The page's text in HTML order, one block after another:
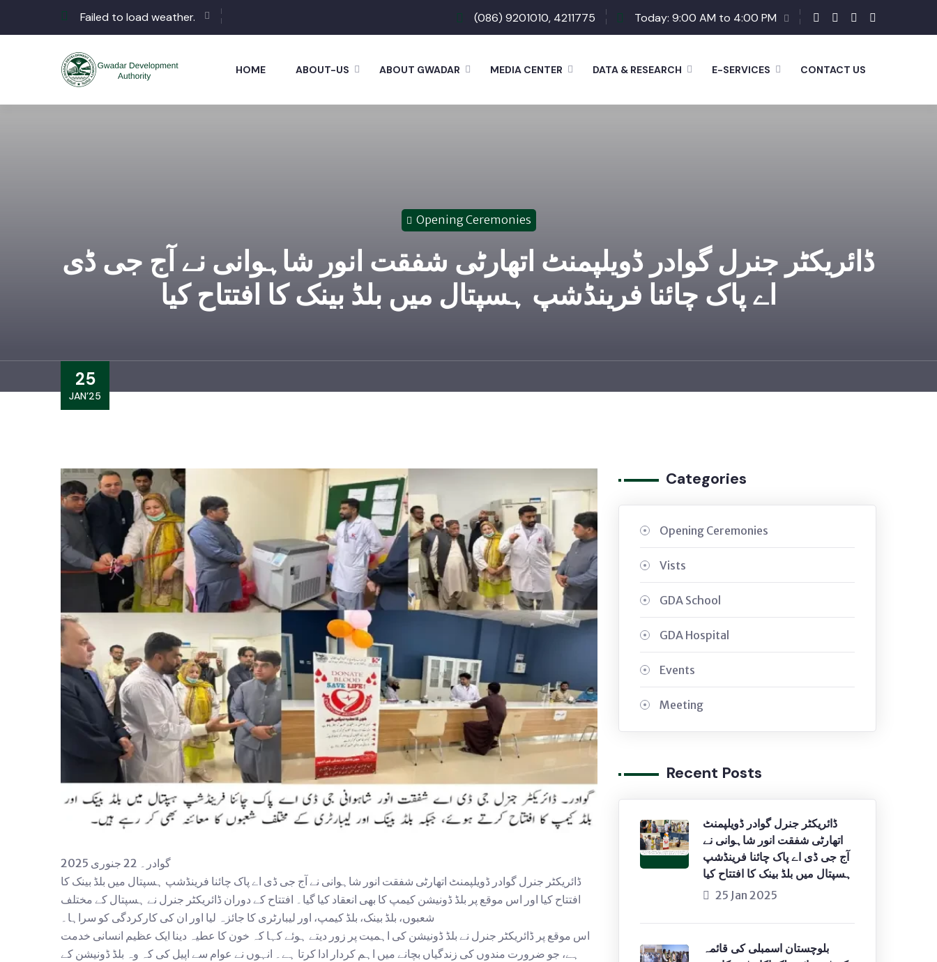
Failed to load weather. (086) 9201010, 4211775 Today: 9:00 AM to 4:00 PM
HOME ABOUT-US ABOUT GWADAR MEDIA CENTER DATA & RESEARCH E-SERVICES CONTACT US
Opening Ceremonies
ڈائریکٹر جنرل گوادر ڈویلپمنٹ اتھارٹی شفقت انور شاہوانی نے آج جی ڈی
اے پاک چائنا فرینڈشپ ہسپتال میں بلڈ بینک کا افتتاح کیا
25
JAN’25
گوادر۔ 22 جنوری 2025
ڈائریکٹر جنرل گوادر ڈویلپمنٹ اتھارٹی شفقت انور شاہوانی نے آج جی ڈی اے پاک چائنا فرینڈشپ ہسپتال میں بلڈ بینک کا
افتتاح کیا اور اس موقع پر بلڈ ڈونیشن کیمپ کا بھی انعقاد کیا گیا۔ افتتاح کے دوران ڈائریکٹر جنرل نے ہسپتال کے مختلف
شعبوں، بلڈ بینک، بلڈ کیمپ، اور لیبارٹری کا جائزہ لیا اور ان کی کارکردگی کو سراہا۔
اس موقع پر ڈائریکٹر جنرل نے بلڈ ڈونیشن کی اہمیت پر زور دیتے ہوئے کہا کہ خون کا عطیہ دینا ایک عظیم انسانی خدمت
ہے، جو ضرورت مندوں کی زندگیاں بچانے میں اہم کردار ادا کرتا ہے۔ انہوں نے عوام سے اپیل کی کہ وہ بلڈ ڈونیشن کے
Categories
Opening Ceremonies
Vists
GDA School
GDA Hospital
Events
Meeting
Recent Posts
ڈائریکٹر جنرل گوادر ڈویلپمنٹ
اتھارٹی شفقت انور شاہوانی نے
آج جی ڈی اے پاک چائنا فرینڈشپ
ہسپتال میں بلڈ بینک کا افتتاح کیا
25 Jan 2025
بلوچستان اسمبلی کی قائمہ